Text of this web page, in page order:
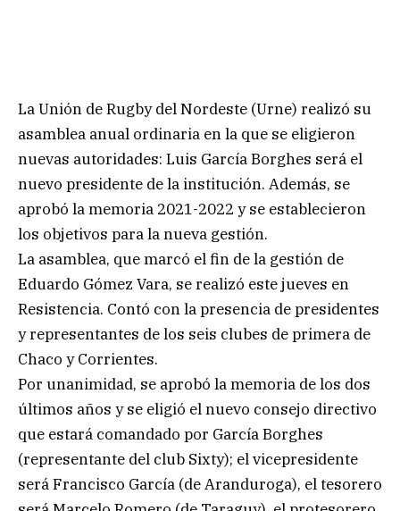
La Unión de Rugby del Nordeste (Urne) realizó su
asamblea anual ordinaria en la que se eligieron
nuevas autoridades: Luis García Borghes será el
nuevo presidente de la institución. Además, se
aprobó la memoria 2021-2022 y se establecieron
los objetivos para la nueva gestión.
La asamblea, que marcó el fin de la gestión de
Eduardo Gómez Vara, se realizó este jueves en
Resistencia. Contó con la presencia de presidentes
y representantes de los seis clubes de primera de
Chaco y Corrientes.
Por unanimidad, se aprobó la memoria de los dos
últimos años y se eligió el nuevo consejo directivo
que estará comandado por García Borghes
(representante del club Sixty); el vicepresidente
será Francisco García (de Aranduroga), el tesorero